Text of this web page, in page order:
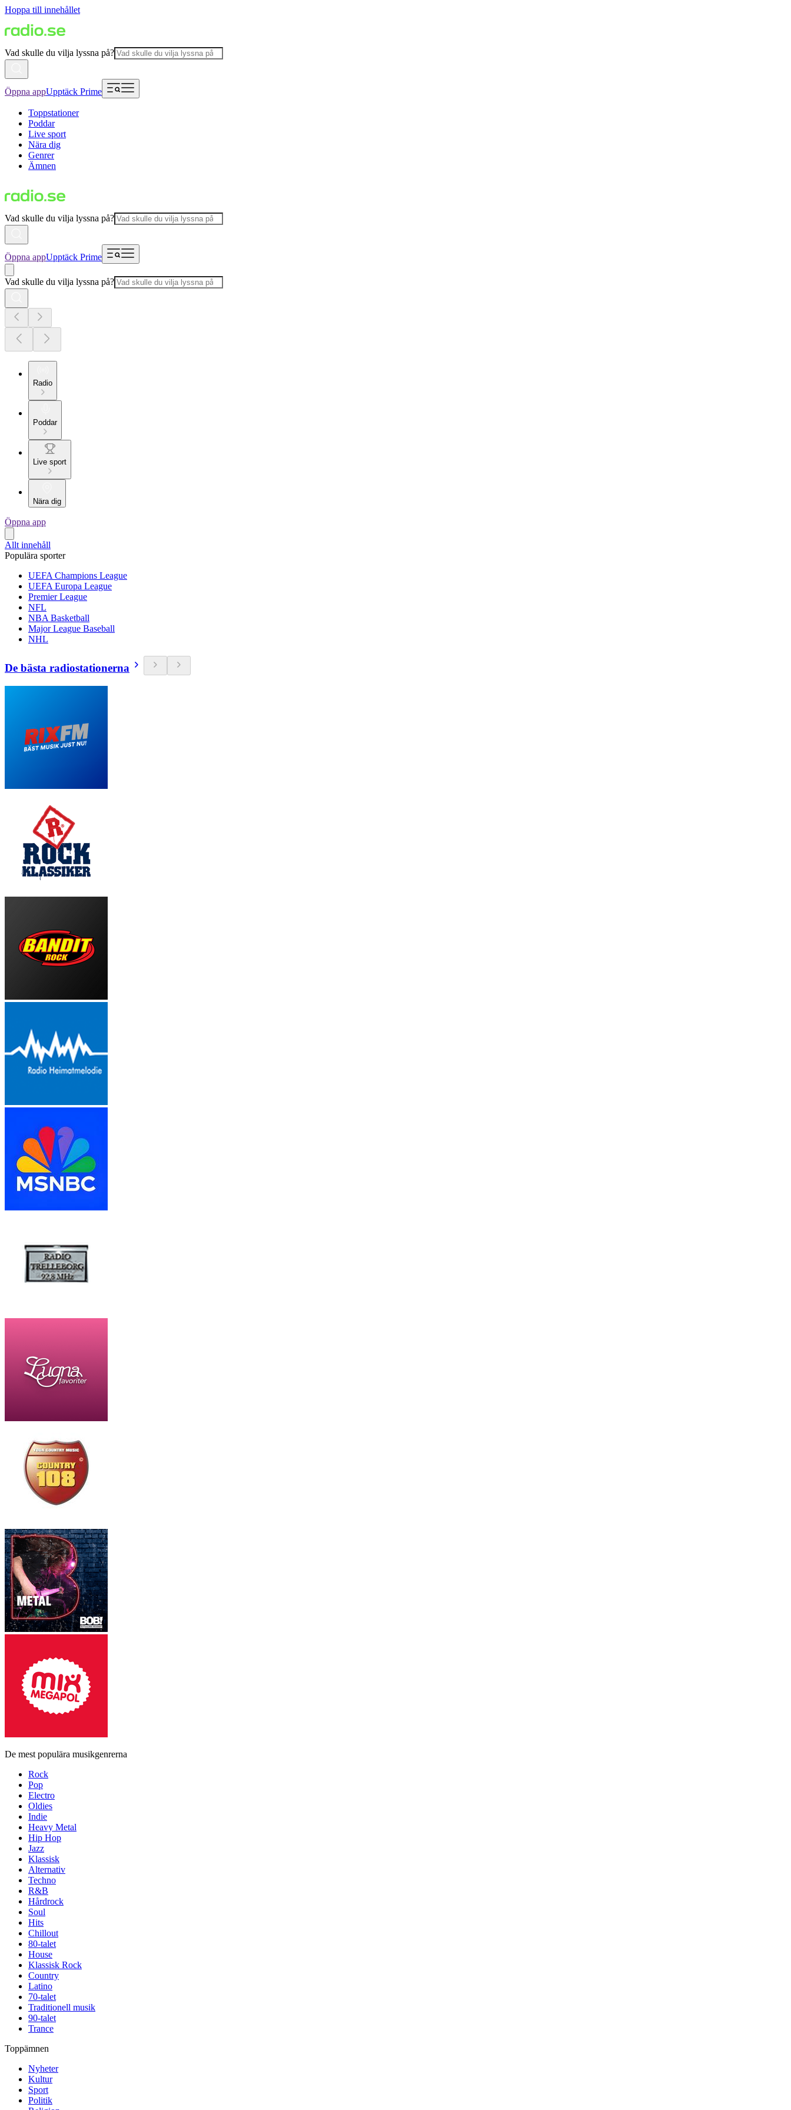
Hoppa till innehållet
Vad skulle du vilja lyssna på?
Öppna appUpptäck Prime
Toppstationer
Poddar
Live sport
Nära dig
Genrer
Ämnen
Vad skulle du vilja lyssna på?
Öppna appUpptäck Prime
Vad skulle du vilja lyssna på?
Radio
Poddar
Live sport
Nära dig
Öppna app
Allt innehåll
Populära sporter
UEFA Champions League
UEFA Europa League
Premier League
NFL
NBA Basketball
Major League Baseball
NHL
De bästa radiostationerna
De mest populära musikgenrerna
Rock
Pop
Electro
Oldies
Indie
Heavy Metal
Hip Hop
Jazz
Klassisk
Alternativ
Techno
R&B
Hårdrock
Soul
Hits
Chillout
80-talet
House
Klassisk Rock
Country
Latino
70-talet
Traditionell musik
90-talet
Trance
Toppämnen
Nyheter
Kultur
Sport
Politik